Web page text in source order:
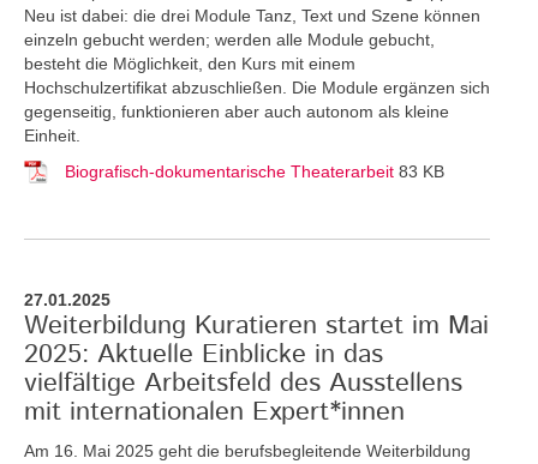
Neu ist dabei: die drei Module Tanz, Text und Szene können
einzeln gebucht werden; werden alle Module gebucht,
besteht die Möglichkeit, den Kurs mit einem
Hochschulzertifikat abzuschließen. Die Module ergänzen sich
gegenseitig, funktionieren aber auch autonom als kleine
Einheit.
Biografisch-dokumentarische Theaterarbeit 83 KB
27.01.2025
Weiterbildung Kuratieren startet im Mai
2025: Aktuelle Einblicke in das
vielfältige Arbeitsfeld des Ausstellens
mit internationalen Expert*innen
Am 16. Mai 2025 geht die berufsbegleitende Weiterbildung